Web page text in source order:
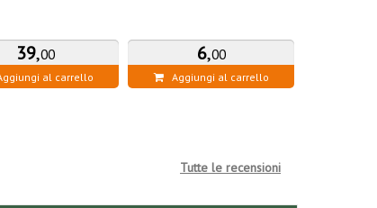
39,00
al carrello
6,00
Aggiungi al carrello
Tutte le recensioni